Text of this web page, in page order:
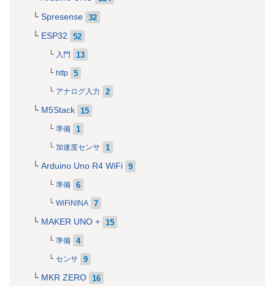
Spresense 32
ESP32 52
入門 13
http 5
アナログ入力 2
M5Stack 15
準備 1
加速度センサ 1
Arduino Uno R4 WiFi 9
準備 6
WiFiNINA 7
MAKER UNO + 15
準備 4
センサ 9
MKR ZERO 16